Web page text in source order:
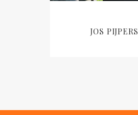
JOS PIJPERS